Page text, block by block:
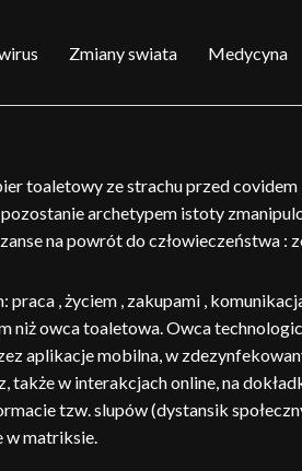
Zmiany swiata Medycyna
toaletowy ze strachu przed covidem
archetypem istoty
na powrót do człowieczeństwa :
, życiem , zakupami ,
niż owca toaletowa. Owca
aplikacje mobilna, w
w interakcjach online, na
tzw. slupów (dystansik
w matriksie.